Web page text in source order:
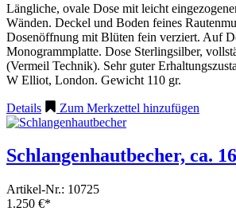
Längliche, ovale Dose mit leicht
Wänden. Deckel und Boden feines
Dosenöffnung mit Blüten fein verziert. Auf
Monogrammplatte. Dose Sterlingsilber,
(Vermeil Technik). Sehr guter
W Elliot, London. Gewicht 110 gr.
Details Zum Merkzettel hinzufügen
Schlangenhautbecher, ca.
Artikel-Nr.: 10725
1.250 €*